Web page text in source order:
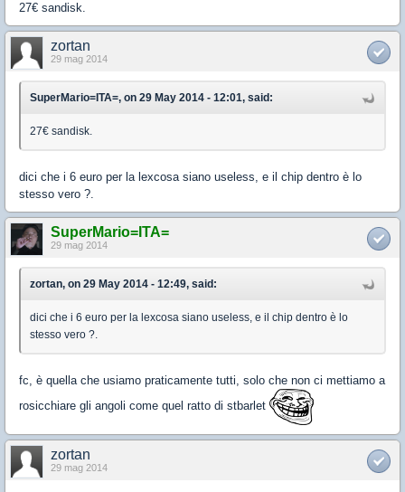
27€ sandisk.
zortan
29 mag 2014
SuperMario=ITA=, on 29 May 2014 - 12:01, said:
27€ sandisk.
dici che i 6 euro per la lexcosa siano useless, e il chip dentro è lo
stesso vero ?.
SuperMario=ITA=
29 mag 2014
zortan, on 29 May 2014 - 12:49, said:
dici che i 6 euro per la lexcosa siano useless, e il chip dentro è lo
stesso vero ?.
fc, è quella che usiamo praticamente tutti, solo che non ci mettiamo a
rosicchiare gli angoli come quel ratto di stbarlet
zortan
29 mag 2014